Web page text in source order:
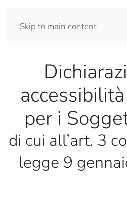
Skip to main content
per i
di cui all’art. 3
legge 9